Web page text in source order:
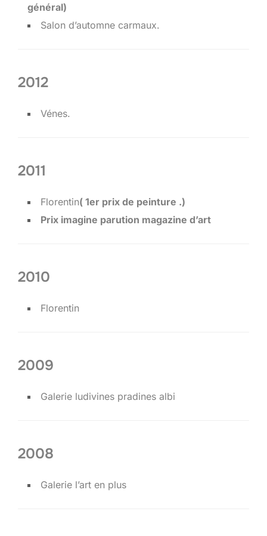
général)
Salon d’automne carmaux.
2012
Vénes.
2011
Florentin( 1er prix de peinture .)
Prix imagine parution magazine d’art
2010
Florentin
2009
Galerie ludivines pradines albi
2008
Galerie l’art en plus